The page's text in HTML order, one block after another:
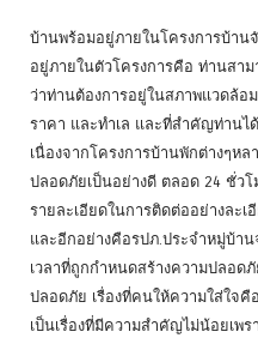
บ้านพร้อมอยู่ภายในโครงการบ้า
อยู่ภายในตัวโครงการคือ ท่านสา
ว่าท่านต้องการอยู่ในสภาพแวดล้อ
ราคา และทำเล และที่สำคัญท่านไ
เนื่องจากโครงการบ้านพักต่างๆห
ปลอดภัยเป็นอย่างดี ตลอด 24 ชั่ว
รายละเอียดในการติดต่ออย่างละ
และอีกอย่างคือรปภ.ประจำหมู่บ้า
เวลาที่ถูกกำหนดสร้างความปลอด
ปลอดภัย เรื่องที่คนให้ความใส่ใจ
เป็นเรื่องที่มีความสำคัญไม่น้อยเพ